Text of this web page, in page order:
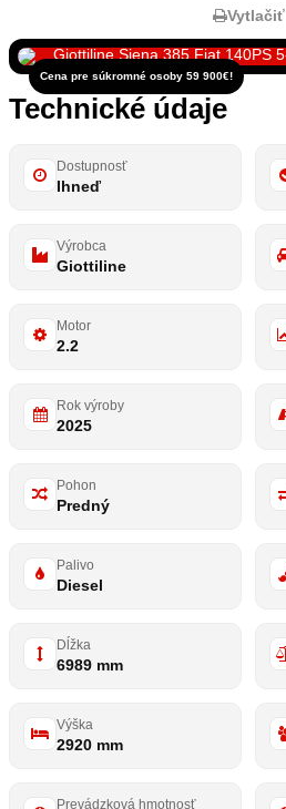
Vytlačiť
Cena pre súkromné osoby 59 900€!
Technické údaje
Dostupnosť
Ihneď
Výrobca
Giottiline
Motor
2.2
Rok výroby
2025
Pohon
Predný
Palivo
Diesel
Dĺžka
6989 mm
Výška
2920 mm
Prevádzková hmotnosť